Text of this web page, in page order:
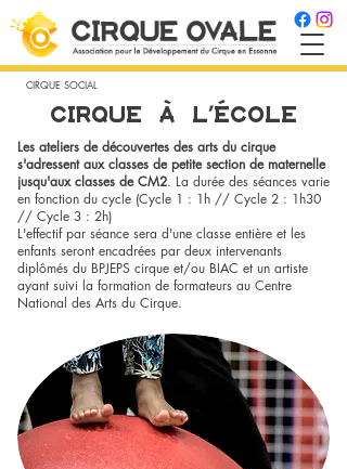
CIRQUE SOCIAL
CIRQUE A L'ECOLE
Les ateliers de découvertes des arts du cirque
s'adressent aux classes de petite section de maternelle
jusqu'aux classes de CM2. La durée des séances varie
en fonction du cycle (Cycle 1 : 1h // Cycle 2 : 1h30
// Cycle 3 : 2h)
L'effectif par séance sera d'une classe entière et les
enfants seront encadrées par deux intervenants
diplômés du BPJEPS cirque et/ou BIAC et un artiste
ayant suivi la formation de formateurs au Centre
National des Arts du Cirque.